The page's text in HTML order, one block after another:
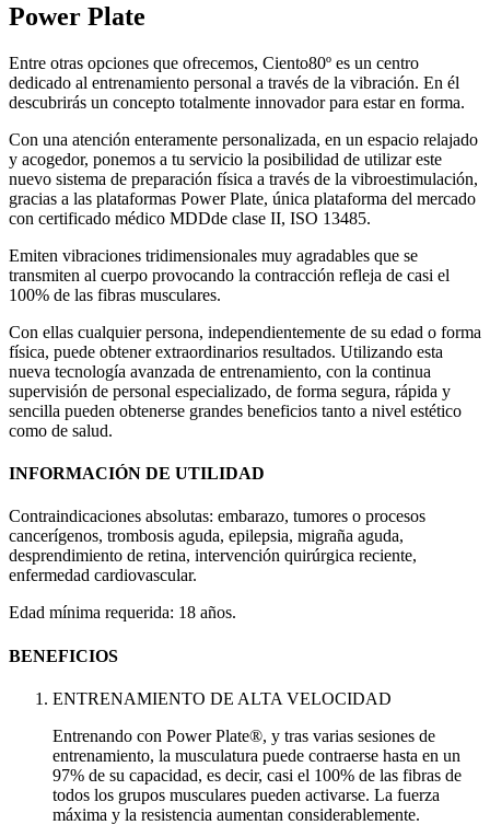
Power Plate
Entre otras opciones que ofrecemos, Ciento80º es un centro
dedicado al entrenamiento personal a través de la vibración. En él
descubrirás un concepto totalmente innovador para estar en forma.
Con una atención enteramente personalizada, en un espacio relajado
y acogedor, ponemos a tu servicio la posibilidad de utilizar este
nuevo sistema de preparación física a través de la vibroestimulación,
gracias a las plataformas Power Plate, única plataforma del mercado
con certificado médico MDDde clase II, ISO 13485.
Emiten vibraciones tridimensionales muy agradables que se
transmiten al cuerpo provocando la contracción refleja de casi el
100% de las fibras musculares.
Con ellas cualquier persona, independientemente de su edad o forma
física, puede obtener extraordinarios resultados. Utilizando esta
nueva tecnología avanzada de entrenamiento, con la continua
supervisión de personal especializado, de forma segura, rápida y
sencilla pueden obtenerse grandes beneficios tanto a nivel estético
como de salud.
INFORMACIÓN DE UTILIDAD
Contraindicaciones absolutas: embarazo, tumores o procesos
cancerígenos, trombosis aguda, epilepsia, migraña aguda,
desprendimiento de retina, intervención quirúrgica reciente,
enfermedad cardiovascular.
Edad mínima requerida: 18 años.
BENEFICIOS
ENTRENAMIENTO DE ALTA VELOCIDAD
Entrenando con Power Plate®, y tras varias sesiones de
entrenamiento, la musculatura puede contraerse hasta en un
97% de su capacidad, es decir, casi el 100% de las fibras de
todos los grupos musculares pueden activarse. La fuerza
máxima y la resistencia aumentan considerablemente.